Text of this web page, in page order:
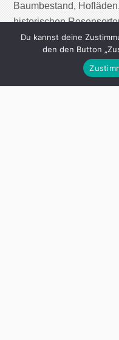
Baumbestand,
historischen
Féligonde. Kurz: von
Du kannst deine
den den Button